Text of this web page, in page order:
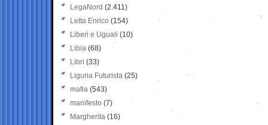
LegaNord (2.411)
Letta Enrico (154)
Liberi e Uguali (10)
Libia (68)
Libri (33)
Liguria Futurista (25)
mafia (543)
manifesto (7)
Margherita (16)